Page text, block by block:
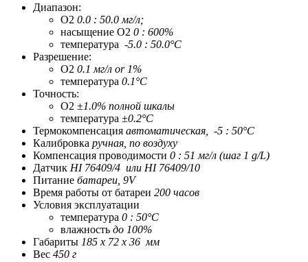
Диапазон:
O2 0.0 : 50.0 мг/л;
насыщение O2 0 : 600%
температура -5.0 : 50.0°C
Разрешение:
O2 0.1 мг/л or 1%
температура 0.1°C
Точность:
O2 ±1.0% полной шкалы
температура ±0.2°C
Термокомпенсация автоматическая, -5 : 50°C
Калибровка ручная, по воздуху
Компенсация проводимости 0 : 51 мг/л (шаг 1 g/L)
Датчик HI 76409/4 или HI 76409/10
Питание батареи, 9V
Время работы от батареи 200 часов
Условия эксплуатации
температура 0 : 50°C
влажность до 100%
Габариты 185 x 72 x 36 мм
Вес 450 г